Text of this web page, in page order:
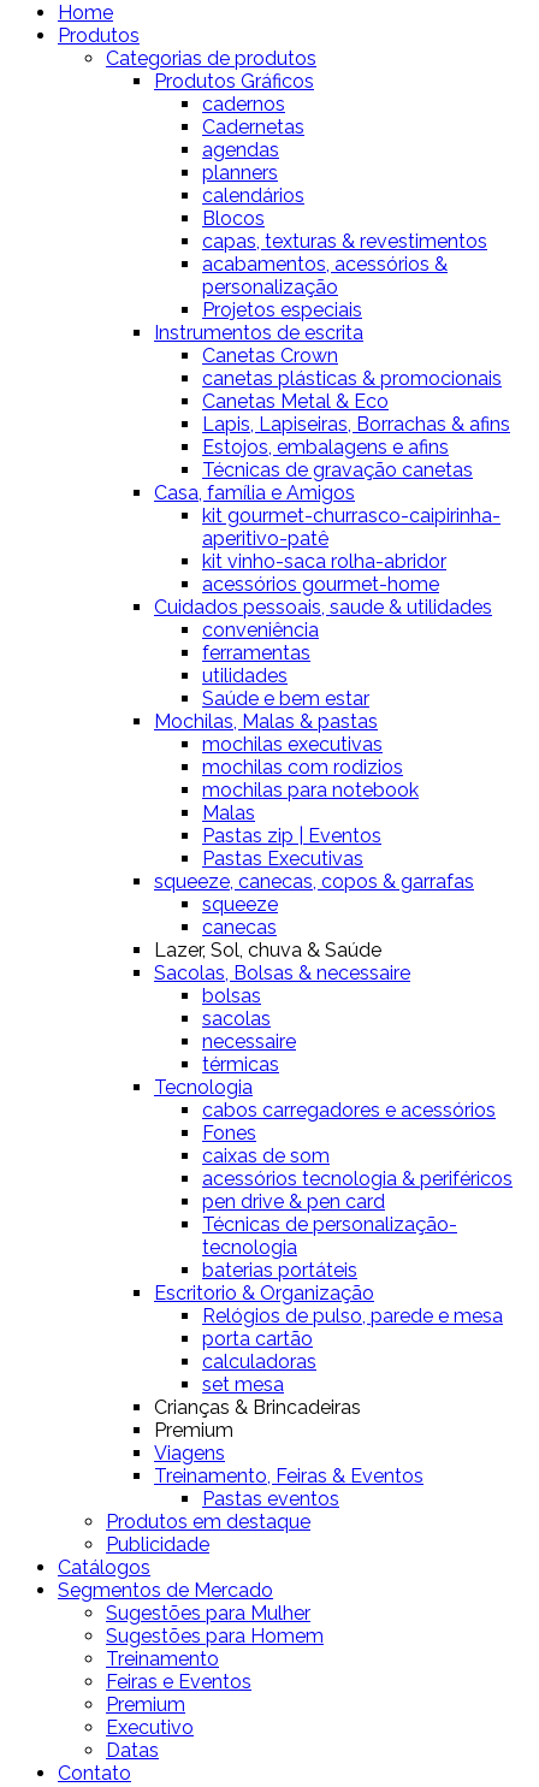
Home
Produtos
Categorias de produtos
Produtos Gráficos
cadernos
Cadernetas
agendas
planners
calendários
Blocos
capas, texturas & revestimentos
acabamentos, acessórios &
personalização
Projetos especiais
Instrumentos de escrita
Canetas Crown
canetas plásticas & promocionais
Canetas Metal & Eco
Lapis, Lapiseiras, Borrachas & afins
Estojos, embalagens e afins
Técnicas de gravação canetas
Casa, família e Amigos
kit gourmet-churrasco-caipirinha-
aperitivo-patê
kit vinho-saca rolha-abridor
acessórios gourmet-home
Cuidados pessoais, saude & utilidades
conveniência
ferramentas
utilidades
Saúde e bem estar
Mochilas, Malas & pastas
mochilas executivas
mochilas com rodizios
mochilas para notebook
Malas
Pastas zip | Eventos
Pastas Executivas
squeeze, canecas, copos & garrafas
squeeze
canecas
Lazer, Sol, chuva & Saúde
Sacolas, Bolsas & necessaire
bolsas
sacolas
necessaire
térmicas
Tecnologia
cabos carregadores e acessórios
Fones
caixas de som
acessórios tecnologia & periféricos
pen drive & pen card
Técnicas de personalização-
tecnologia
baterias portáteis
Escritorio & Organização
Relógios de pulso, parede e mesa
porta cartão
calculadoras
set mesa
Crianças & Brincadeiras
Premium
Viagens
Treinamento, Feiras & Eventos
Pastas eventos
Produtos em destaque
Publicidade
Catálogos
Segmentos de Mercado
Sugestões para Mulher
Sugestões para Homem
Treinamento
Feiras e Eventos
Premium
Executivo
Datas
Contato